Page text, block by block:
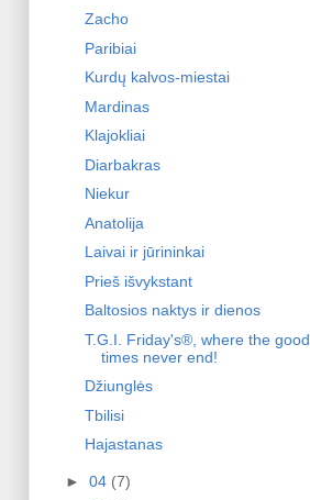
Zacho
Paribiai
Kurdų kalvos-miestai
Mardinas
Klajokliai
Diarbakras
Niekur
Anatolija
Laivai ir jūrininkai
Prieš išvykstant
Baltosios naktys ir dienos
T.G.I. Friday's®, where the good
times never end!
Džiunglės
Tbilisi
Hajastanas
► 04 (7)